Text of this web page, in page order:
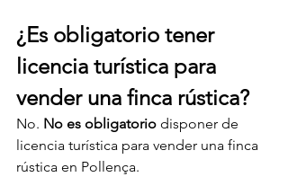
¿Es obligatorio tener
licencia turística para
vender una finca rústica?
No. No es obligatorio disponer de
licencia turística para vender una finca
rústica en Pollença.